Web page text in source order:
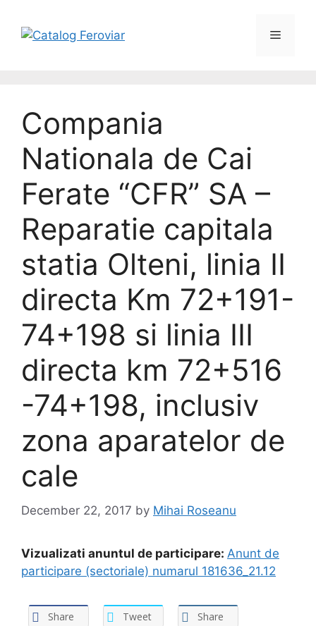
Compania
Nationala de Cai
Ferate “CFR” SA –
Reparatie capitala
statia Olteni, linia II
directa Km 72+191-
74+198 si linia III
directa km 72+516
-74+198, inclusiv
zona aparatelor de
cale
December 22, 2017 by Mihai Roseanu
Vizualizati anuntul de participare: Anunt de
participare (sectoriale) numarul 181636_21.12
Share Tweet Share